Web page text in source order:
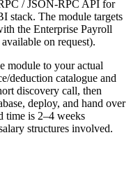
/ JSON-RPC API for
stack. The module targets
the Enterprise Payroll
on request).
module to your actual
deduction catalogue and
discovery call, then
deploy, and hand over
time is 2–4 weeks
structures involved.